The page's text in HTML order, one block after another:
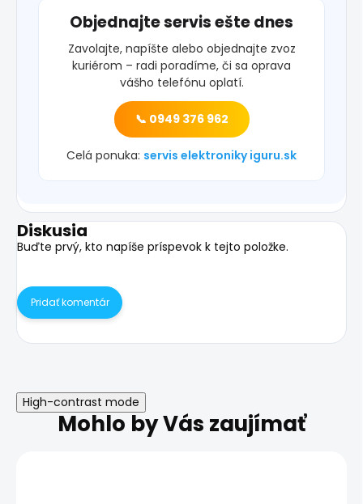
Objednajte servis ešte dnes
Zavolajte, napíšte alebo objednajte zvoz
kuriérom – radi poradíme, či sa oprava
vášho telefónu oplatí.
📞 0949 376 962
Celá ponuka: servis elektroniky iguru.sk
Diskusia
Buďte prvý, kto napíše príspevok k tejto položke.
Pridať komentár
High-contrast mode
Mohlo by Vás zaujímať